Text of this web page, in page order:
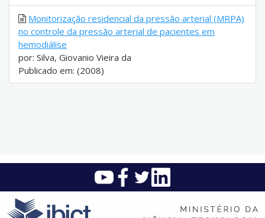
Monitorização residencial da pressão arterial (MRPA)
no controle da pressão arterial de pacientes em
hemodiálise
por: Silva, Giovanio Vieira da
Publicado em: (2008)